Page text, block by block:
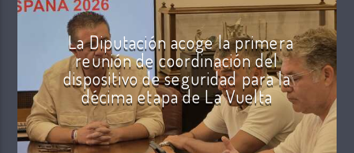
La Diputación acoge la primera
reunión de coordinación del
dispositivo de seguridad para la
décima etapa de La Vuelta